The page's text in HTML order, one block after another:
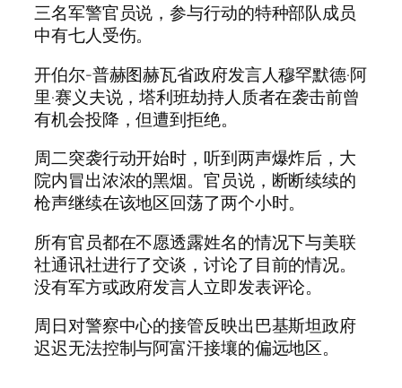
三名军警官员说，参与行动的特种部队成员
中有七人受伤。
开伯尔-普赫图赫瓦省政府发言人穆罕默德·阿
里·赛义夫说，塔利班劫持人质者在袭击前曾
有机会投降，但遭到拒绝。
周二突袭行动开始时，听到两声爆炸后，大
院内冒出浓浓的黑烟。官员说，断断续续的
枪声继续在该地区回荡了两个小时。
所有官员都在不愿透露姓名的情况下与美联
社通讯社进行了交谈，讨论了目前的情况。
没有军方或政府发言人立即发表评论。
周日对警察中心的接管反映出巴基斯坦政府
迟迟无法控制与阿富汗接壤的偏远地区。